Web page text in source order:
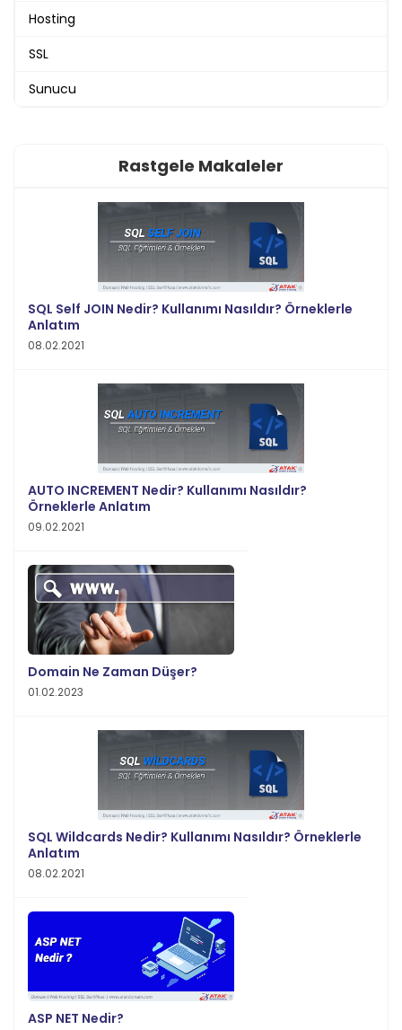
Hosting
SSL
Sunucu
Rastgele Makaleler
SQL Self JOIN Nedir? Kullanımı Nasıldır? Örneklerle
Anlatım
08.02.2021
AUTO INCREMENT Nedir? Kullanımı Nasıldır?
Örneklerle Anlatım
09.02.2021
Domain Ne Zaman Düşer?
01.02.2023
SQL Wildcards Nedir? Kullanımı Nasıldır? Örneklerle
Anlatım
08.02.2021
ASP NET Nedir?